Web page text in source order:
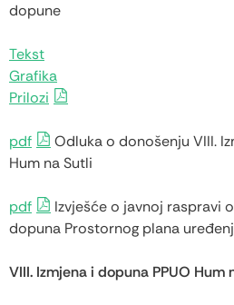
dopune
Tekst
Grafika
Prilozi
pdf
Odluka o donošenju VIII.
Hum na Sutli
pdf
Izvješće o javnoj raspravi
dopuna Prostornog plana
VIII. Izmjena i dopuna PPUO Hum